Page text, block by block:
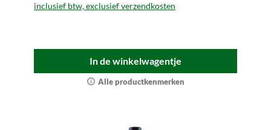
inclusief btw, exclusief verzendkosten
In de winkelwagentje
Alle productkenmerken